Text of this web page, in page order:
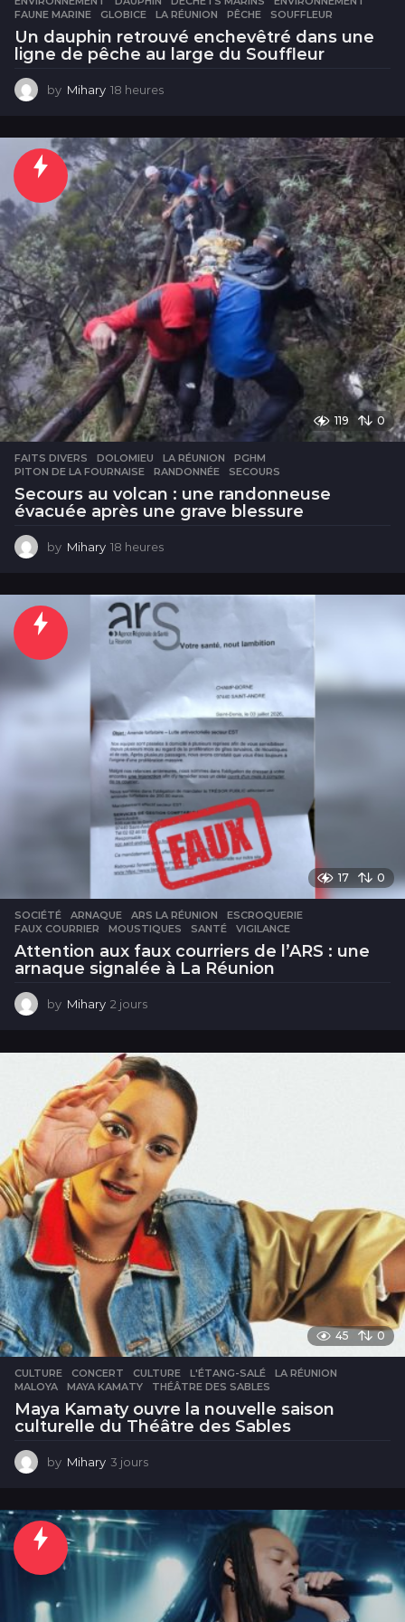
FAUNE MARINE
,GLOBICE ,LA RÉUNION ,PÊCHE ,SOUFFLEUR
Un dauphin retrouvé enchevêtré dans une
ligne de pêche au large du Souffleur
by Mihary 18 heures
e
u
r
e
s
119 0
FAITS DIVERS DOLOMIEU ,LA RÉUNION ,PGHM
PITON DE LA FOURNAISE
,RANDONNÉE ,SECOURS
Secours au volcan : une randonneuse
évacuée après une grave blessure
by Mihary 18 heures
e
r
e
17 0
SOCIÉTÉ ARNAQUE ,ARS LA RÉUNION ,ESCROQUERIE
FAUX COURRIER
,MOUSTIQUES ,SANTÉ ,VIGILANCE
Attention aux faux courriers de l’ARS : une
arnaque signalée à La Réunion
by Mihary 2 jours
u
r
45 0
CULTURE CONCERT ,CULTURE ,L'ÉTANG-SALÉ ,LA RÉUNION
MALOYA
,MAYA KAMATY ,THÉÂTRE DES SABLES
Maya Kamaty ouvre la nouvelle saison
culturelle du Théâtre des Sables
by Mihary 3 jours
u
r
s